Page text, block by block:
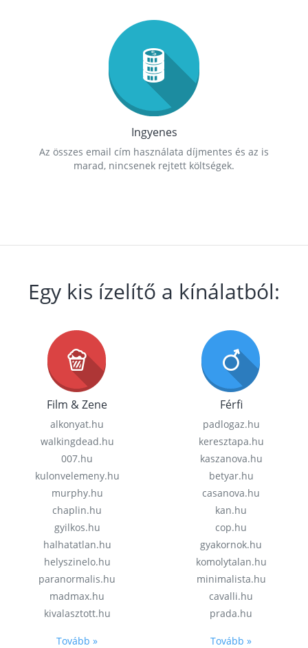
Ingyenes
Az összes email cím használata díjmentes és az is
marad, nincsenek rejtett költségek.
Egy kis ízelítő a kínálatból:
Film & Zene
alkonyat.hu
walkingdead.hu
007.hu
kulonvelemeny.hu
murphy.hu
chaplin.hu
gyilkos.hu
halhatatlan.hu
helyszinelo.hu
paranormalis.hu
madmax.hu
kivalasztott.hu
Tovább »
Férfi
padlogaz.hu
keresztapa.hu
kaszanova.hu
betyar.hu
casanova.hu
kan.hu
cop.hu
gyakornok.hu
komolytalan.hu
minimalista.hu
cavalli.hu
prada.hu
Tovább »